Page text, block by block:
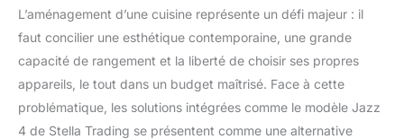
L’aménagement d’une cuisine représente un défi majeur : il
faut concilier une esthétique contemporaine, une grande
capacité de rangement et la liberté de choisir ses propres
appareils, le tout dans un budget maîtrisé. Face à cette
problématique, les solutions intégrées comme le modèle Jazz
4 de Stella Trading se présentent comme une alternative